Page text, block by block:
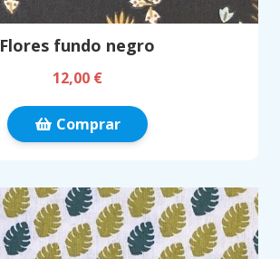
Flores fundo negro
12,00 €
Comprar